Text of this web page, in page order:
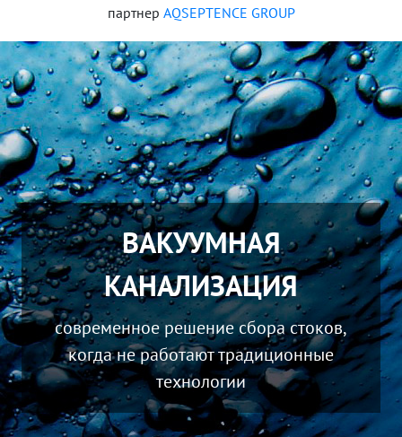
партнер AQSEPTENCE GROUP
ВАКУУМНАЯ
КАНАЛИЗАЦИЯ
современное решение сбора стоков,
когда не работают традиционные
технологии